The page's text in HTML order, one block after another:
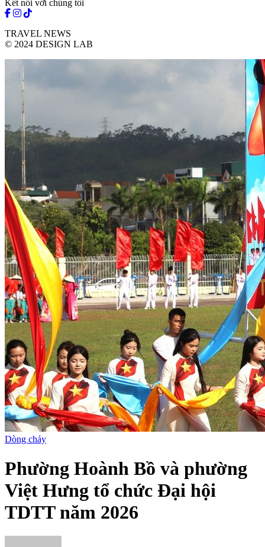
Kết nối với chúng tôi
TRAVEL NEWS
© 2024 DESIGN LAB
Dòng chảy
Phường Hoành Bồ và phường
Việt Hưng tổ chức Đại hội
TDTT năm 2026